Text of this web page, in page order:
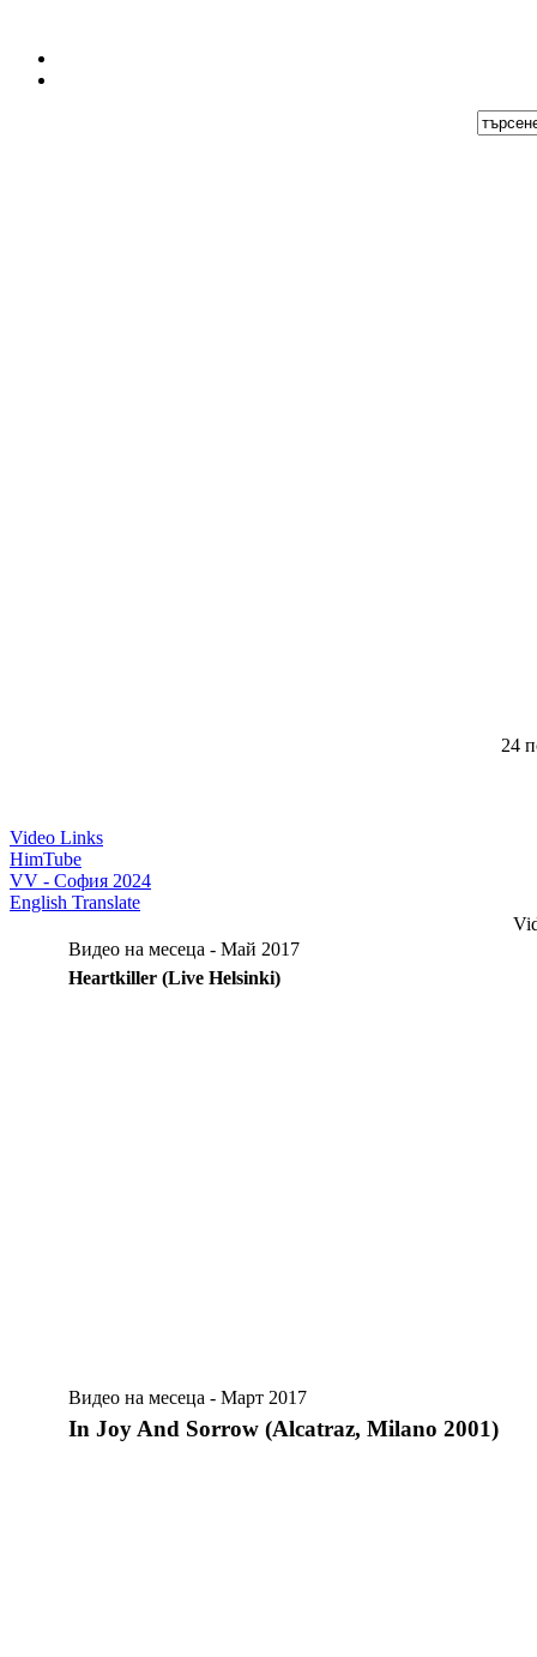
24
Video Links
HimTube
VV - София 2024
English Translate
Видео на месеца - Май 2017
Heartkiller (Live Helsinki)
Видео на месеца - Март 2017
In Joy And Sorrow (Alcatraz, Milano 2001)